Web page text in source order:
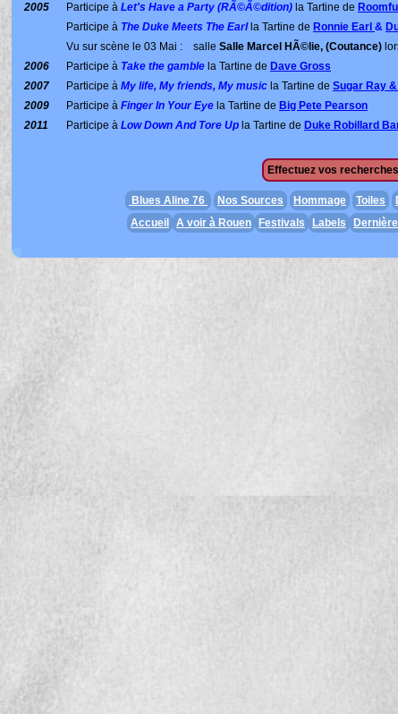
2005
Participe à Let's Have a Party (RÃ©Ã©dition) la Tartine de
Participe à The Duke Meets The Earlla Tartine de Ronnie Earl &
Vu sur scène le 03 Mai : salle Salle Marcel HÃ©lie, (Coutance)
2006
Participe à Take the gamble la Tartine de Dave Gross
2007
Participe à My life, My friends, My music la Tartine de Sugar Ray
2009
Participe à Finger In Your Eye la Tartine de Big Pete Pearson
2011
Participe à Low Down And Tore Up la Tartine de Duke Robillard
Effectuez vos
Blues Aline 76 Nos Sources Hommage Toiles
Accueil
A voir à Rouen Festivals Labels